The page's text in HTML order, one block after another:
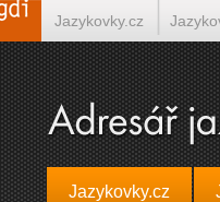
Jazykovky.cz
Jazykovky.cz
Španělština on-line